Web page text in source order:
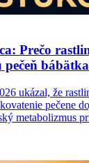
Prečo
ukázal, že
pečene
metabolizmus